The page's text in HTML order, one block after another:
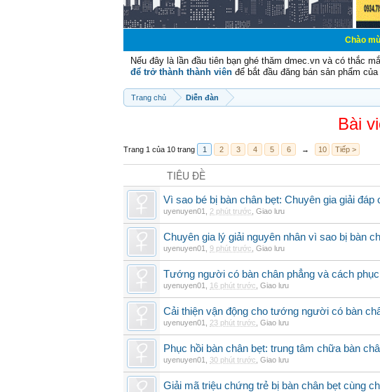
Chào mừng các
Nếu đây là lần đầu tiên bạn ghé thăm dmec.vn và có thắc
để trở thành thành viên để bắt đầu đăng bán sản phẩm
Trang chủ Diễn đàn
Bài
Trang 1 của 10 trang 1 2 3 4 5 6 → 10 Tiếp >
TIÊU ĐỀ
Vì sao bé bị bàn chân bẹt: Chuyên gia giải đáp
uyenuyen01 2 phút trước Giao lưu
Chuyên gia lý giải nguyên nhân vì sao bị bàn
uyenuyen01 9 phút trước Giao lưu
Tướng người có bàn chân phẳng và cách
uyenuyen01 16 phút trước Giao lưu
Cải thiện vận động cho tướng người có bàn
uyenuyen01 23 phút trước Giao lưu
Phục hồi bàn chân bẹt: trung tâm chữa bàn
uyenuyen01 30 phút trước Giao lưu
Giải mã triệu chứng trẻ bị bàn chân bẹt cùng